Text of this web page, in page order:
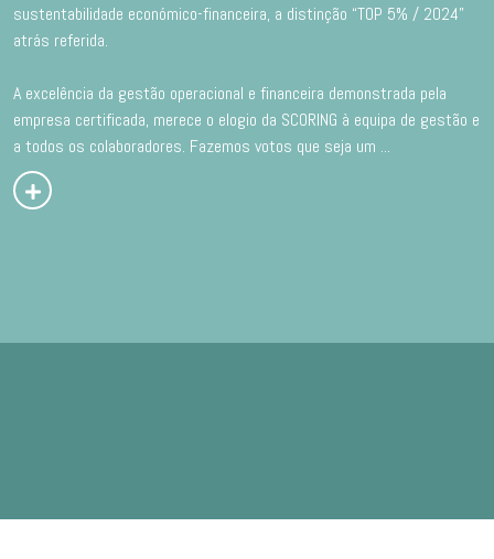
sustentabilidade económico-financeira, a distinção “TOP 5% / 2024”
atrás referida.
A excelência da gestão operacional e financeira demonstrada pela
empresa certificada, merece o elogio da SCORING à equipa de gestão e
a todos os colaboradores. Fazemos votos que seja um ...